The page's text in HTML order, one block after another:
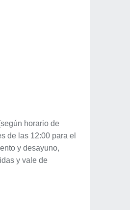
horario de
de las 12:00 para el
y desayuno,
y vale de